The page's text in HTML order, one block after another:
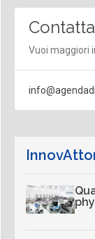
Vuoi maggiori